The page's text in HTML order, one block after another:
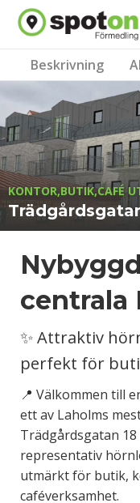
Beskrivning
KONTOR,BUTIK,CAFÉ
centrala
✨ Attraktiv
perfekt för
📍 Välkommen till
ett av Laholms
Trädgårdsgatan
representativ
utmärkt för butik,
caféverksamhet.